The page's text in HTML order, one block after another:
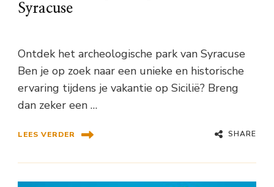
Syracuse
Ontdek het archeologische park van Syracuse
Ben je op zoek naar een unieke en historische
ervaring tijdens je vakantie op Sicilië? Breng
dan zeker een …
LEES VERDER SHARE